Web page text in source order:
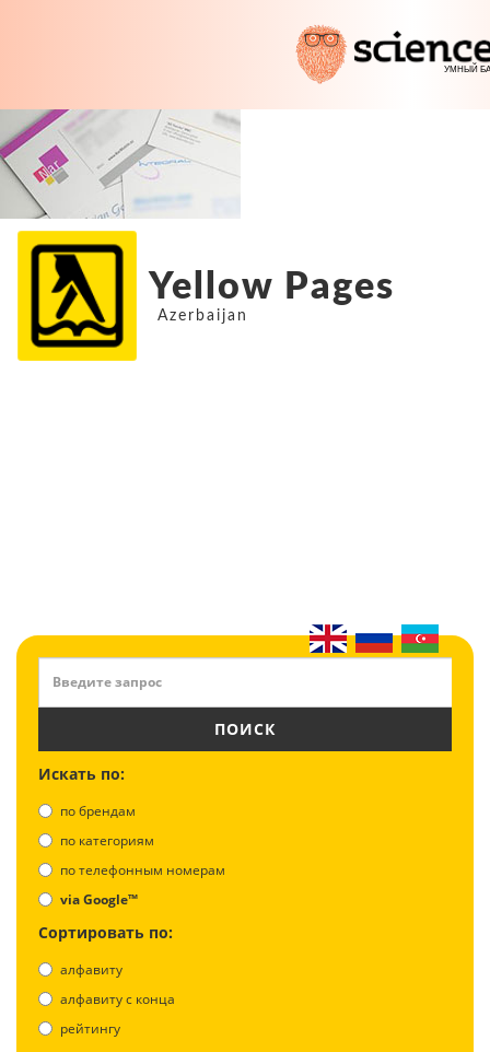
Yellow Pages
Azerbaijan
ПОИСК
Искать по:
по брендам
по категориям
по телефонным номерам
via Google™
Сортировать по:
алфавиту
aлфавиту с конца
рейтингу